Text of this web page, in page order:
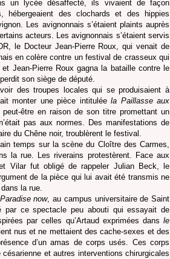
un lycée désaffecté, ils vivaient de façon
des clochards et des hippies
Les avignonnais s’étaient plaints auprès
acteurs. Les avignonnais s’étaient servis
le Docteur Jean-Pierre Roux, qui venait de
en colère contre un festival de crasseux qui
Jean-Pierre Roux gagna la bataille contre le
son siège de député.
des troupes locales qui se produisaient à
monter une pièce intituléela Paillasse aux
être en raison de son titre promettant un
pas aux normes. Des manifestations de
du Chêne noir, troublèrent le festival.
temps sur la scène du Cloître des Carmes,
la rue. Les riverains protestèrent. Face aux
Vilar fut obligé de rappeler Julian Beck, le
de la pièce qui lui avait été transmis ne
la rue.
Paradise now, au campus universitaire de Saint
par ce spectacle peu abouti qui essayait de
par celles qu’Artaud exprimées dans le
nus et ne mettaient des cache-sexes et des
d’un amas de corps usés. Ces corps
et autres interventions chirurgicales